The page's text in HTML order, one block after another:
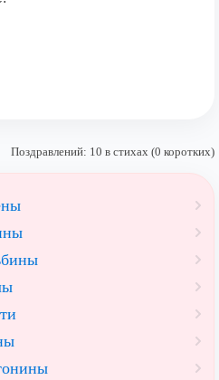
Поздравлений: 10 в стихах (0 коротких)